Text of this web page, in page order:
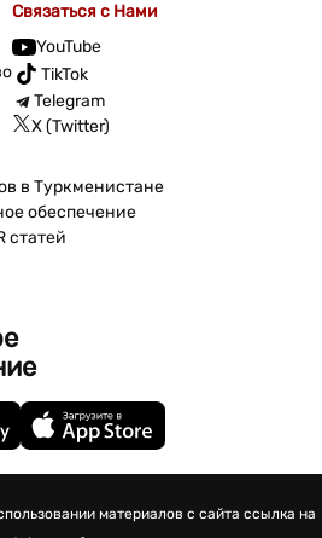
Связаться с Нами
YouTube
TikTok
Telegram
X (Twitter)
в Туркменистане
обеспечение
статей
материалов с сайта ссылка на